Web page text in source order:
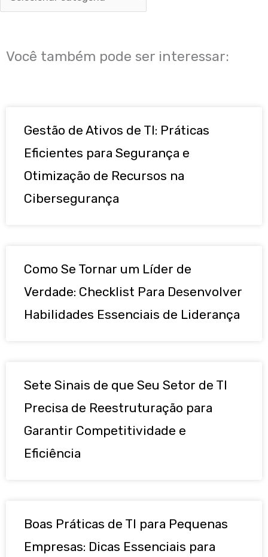
Você também pode ser interessar:
Gestão de Ativos de TI: Práticas
Eficientes para Segurança e
Otimização de Recursos na
Cibersegurança
Como Se Tornar um Líder de
Verdade: Checklist Para Desenvolver
Habilidades Essenciais de Liderança
Sete Sinais de que Seu Setor de TI
Precisa de Reestruturação para
Garantir Competitividade e
Eficiência
Boas Práticas de TI para Pequenas
Empresas: Dicas Essenciais para